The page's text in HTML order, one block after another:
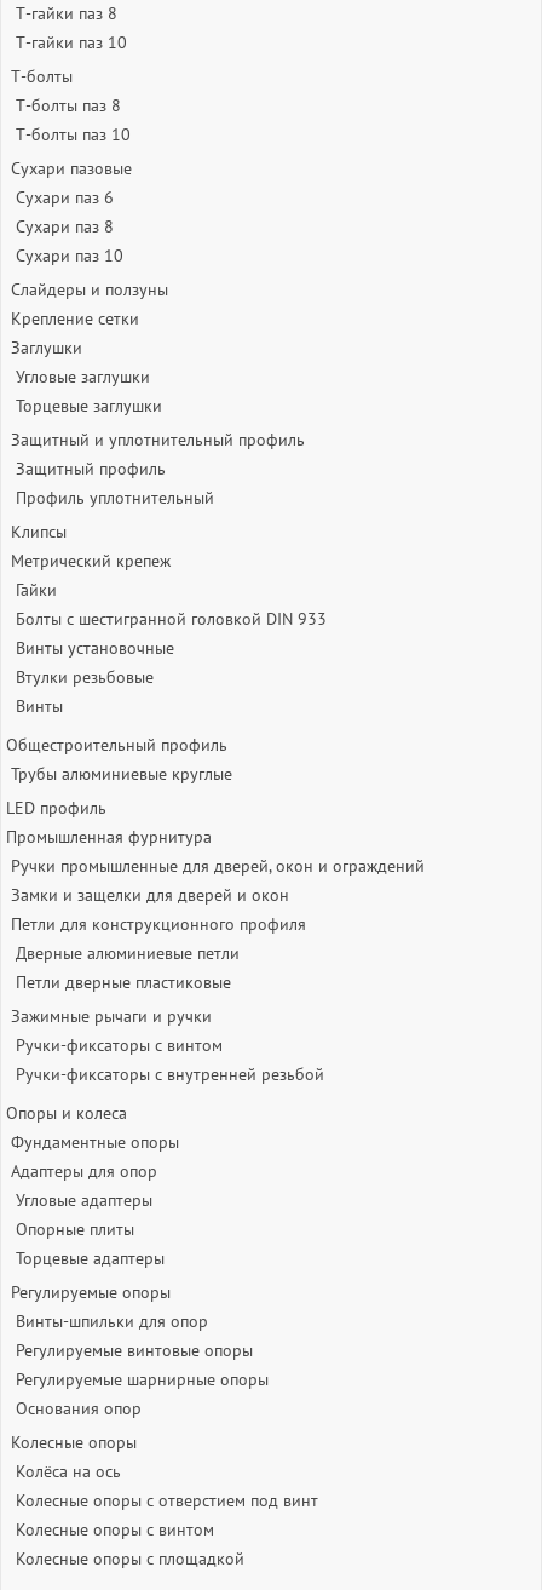
Т-гайки паз 8
Т-гайки паз 10
Т-болты
Т-болты паз 8
Т-болты паз 10
Сухари пазовые
Сухари паз 6
Сухари паз 8
Сухари паз 10
Слайдеры и ползуны
Крепление сетки
Заглушки
Угловые заглушки
Торцевые заглушки
Защитный и уплотнительный профиль
Защитный профиль
Профиль уплотнительный
Клипсы
Метрический крепеж
Гайки
Болты с шестигранной головкой DIN 933
Винты установочные
Втулки резьбовые
Винты
Общестроительный профиль
Трубы алюминиевые круглые
LED профиль
Промышленная фурнитура
Ручки промышленные для дверей, окон и ограждений
Замки и защелки для дверей и окон
Петли для конструкционного профиля
Дверные алюминиевые петли
Петли дверные пластиковые
Зажимные рычаги и ручки
Ручки-фиксаторы c винтом
Ручки-фиксаторы c внутренней резьбой
Опоры и колеса
Фундаментные опоры
Адаптеры для опор
Угловые адаптеры
Опорные плиты
Торцевые адаптеры
Регулируемые опоры
Винты-шпильки для опор
Регулируемые винтовые опоры
Регулируемые шарнирные опоры
Основания опор
Колесные опоры
Колёса на ось
Колесные опоры с отверстием под винт
Колесные опоры с винтом
Колесные опоры с площадкой